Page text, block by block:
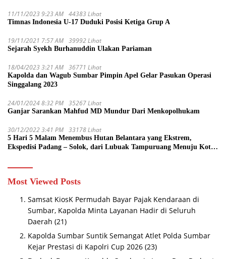
11/11/2023 9:23 AM 44383 Lihat
Timnas Indonesia U-17 Duduki Posisi Ketiga Grup A
19/11/2021 7:57 AM 39992 Lihat
Sejarah Syekh Burhanuddin Ulakan Pariaman
18/04/2023 3:21 AM 36771 Lihat
Kapolda dan Wagub Sumbar Pimpin Apel Gelar Pasukan Operasi
Singgalang 2023
24/01/2024 8:32 PM 35267 Lihat
Ganjar Sarankan Mahfud MD Mundur Dari Menkopolhukam
30/12/2022 3:41 PM 33178 Lihat
5 Hari 5 Malam Menembus Hutan Belantara yang Ekstrem,
Ekspedisi Padang – Solok, dari Lubuak Tampuruang Menuju Koto
Most Viewed Posts
Samsat KiosK Permudah Bayar Pajak Kendaraan di
Sumbar, Kapolda Minta Layanan Hadir di Seluruh
Daerah (21)
Kapolda Sumbar Suntik Semangat Atlet Polda Sumbar
Kejar Prestasi di Kapolri Cup 2026 (23)